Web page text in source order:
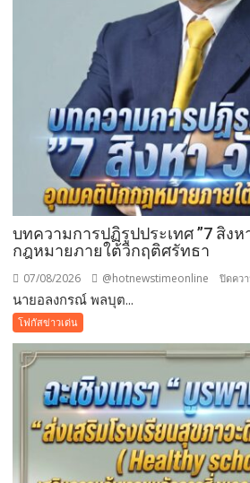
บทความการปฏิรูปประเทศ ”7 สิง
กฎหมายภายใต้วิกฤติศรัทธา
07/08/2026 @hotnewstimeonline ปิดคว
นายอลงกรณ์ พลบุต...
โฟกัสข่าวเด่น